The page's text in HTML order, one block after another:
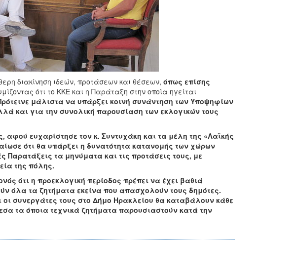
διακίνηση ιδεών, προτάσεων και θέσεων, όπως επίσης
ότι το ΚΚΕ και η Παράταξη στην οποία ηγείται
μάλιστα να υπάρξει κοινή συνάντηση των Υποψηφίων
και για την συνολική παρουσίαση των εκλογικών τους
ευχαρίστησε τον κ. Συντυχάκη και τα μέλη της «Λαϊκής
ότι θα υπάρξει η δυνατότητα κατανομής των χώρων
τα μηνύματα και τις προτάσεις τους, με
της πόλης.
ότι η προεκλογική περίοδος πρέπει να έχει βαθιά
όλα τα ζητήματα εκείνα που απασχολούν τους δημότες.
οι συνεργάτες τους στο Δήμο Ηρακλείου θα καταβάλουν κάθε
τα όποια τεχνικά ζητήματα παρουσιαστούν κατά την